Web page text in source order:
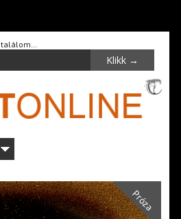
találom…
Próza